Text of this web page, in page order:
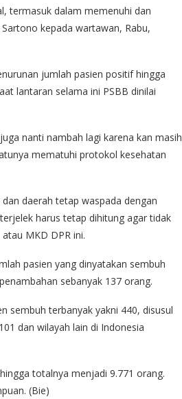
termasuk dalam memenuhi dan
kepada wartawan, Rabu,
jumlah pasien positif hingga
lantaran selama ini PSBB dinilai
nanti nambah lagi karena kan masih
mematuhi protokol kesehatan
daerah tetap waspada dengan
harus tetap dihitung agar tidak
MKD DPR ini.
pasien yang dinyatakan sembuh
sebanyak 137 orang.
sembuh terbanyak yakni 440, disusul
dan wilayah lain di Indonesia
totalnya menjadi 9.771 orang.
(Bie)